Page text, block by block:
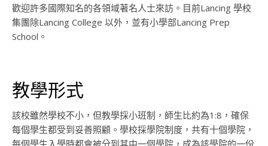
歡迎許多國際知名的各領域著名人士來訪。目前Lancing 學校
集團除Lancing College 以外，並有小學部Lancing Prep
School。
教學形式
該校雖然學校不小，但教學採小班制，師生比約為1:8，確保
每個學生都受到妥善照顧。學校採學院制度，共有十個學院，
每個學生入學時都會被分到其中一個學院，成為該學院的一份